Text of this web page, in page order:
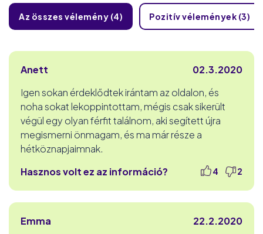
Az összes vélemény (4) Pozitív vélemények (3)
Anett
02.3.2020
Igen sokan érdeklődtek irántam az oldalon, és
noha sokat lekoppintottam, mégis csak sikerült
végül egy olyan férfit találnom, aki segített újra
megismerni önmagam, és ma már része a
hétköznapjaimnak.
Hasznos volt ez az információ?
4 2
Emma 22.2.2020